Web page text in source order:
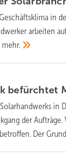
in
arbeiten
mehr.
befürchtet
in
der
Der